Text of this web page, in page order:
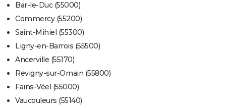
Bar-le-Duc (55000)
Commercy (55200)
Saint-Mihiel (55300)
Ligny-en-Barrois (55500)
Ancerville (55170)
Revigny-sur-Ornain (55800)
Fains-Véel (55000)
Vaucouleurs (55140)